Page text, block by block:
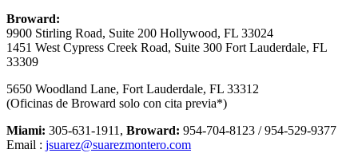
Broward:
9900 Stirling Road, Suite 200 Hollywood, FL 33024
1451 West Cypress Creek Road, Suite 300 Fort Lauderdale, FL
33309
5650 Woodland Lane, Fort Lauderdale, FL 33312
(Oficinas de Broward solo con cita previa*)
Miami: 305-631-1911, Broward: 954-704-8123 / 954-529-9377
Email : jsuarez@suarezmontero.com